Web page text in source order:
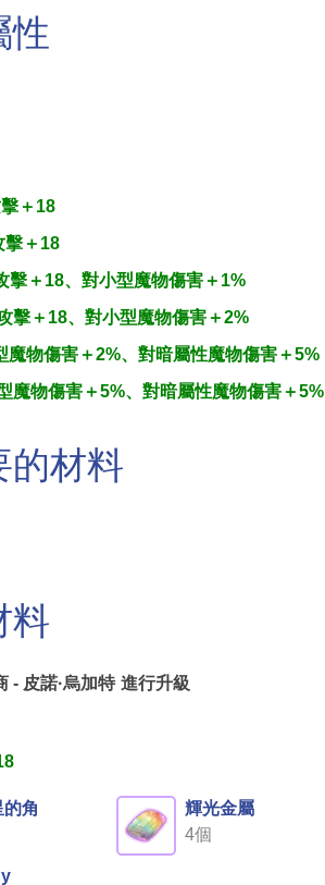
性
＋18
擊＋18
擊＋18、對小型魔物傷害＋1%
擊＋18、對小型魔物傷害＋2%
魔物傷害＋2%、對暗屬性魔物傷害＋5%
魔物傷害＋5%、對暗屬性魔物傷害＋5%
的材料
料
- 皮諾·烏加特 進行升級
角
輝光金屬
4個